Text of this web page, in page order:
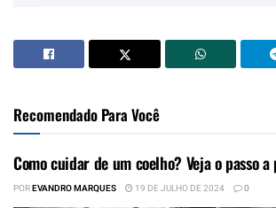
Recomendado Para Você
Como cuidar de um coelho? Veja o passo a
POREVANDRO MARQUES 19 DE JULHO DE 2024 0